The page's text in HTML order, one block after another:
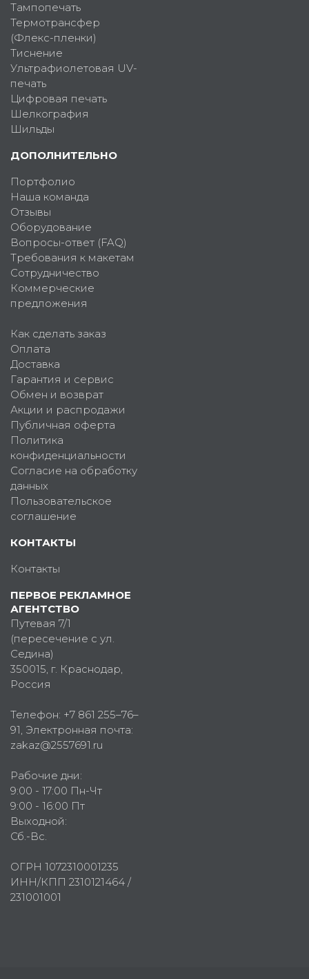
Тампопечать
Термотрансфер
(Флекс-пленки)
Тиснение
Ультрафиолетовая UV-
печать
Цифровая печать
Шелкография
Шильды
ДОПОЛНИТЕЛЬНО
Портфолио
Наша команда
Отзывы
Оборудование
Вопросы-ответ (FAQ)
Требования к макетам
Сотрудничество
Коммерческие
предложения
Как сделать заказ
Оплата
Доставка
Гарантия и сервис
Обмен и возврат
Акции и распродажи
Публичная оферта
Политика
конфиденциальности
Согласие на обработку
данных
Пользовательское
соглашение
КОНТАКТЫ
Контакты
ПЕРВОЕ РЕКЛАМНОЕ
АГЕНТСТВО
Путевая 7/1
(пересечение с ул.
Седина)
350015, г. Краснодар,
Россия
Телефон: +7 861 255–76–
91, Электронная почта:
zakaz@2557691.ru
Рабочие дни:
9:00 - 17:00 Пн-Чт
9:00 - 16:00 Пт
Выходной:
Сб.-Вс.
ОГРН 1072310001235
ИНН/КПП 2310121464 /
231001001